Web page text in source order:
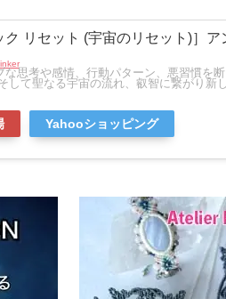
ク リセット (宇宙のリセット)］
な思考や感情、行動パターン、悪習慣を
して聖なる宇宙の流れ、叡智に繋がり新
Yahooショッピング